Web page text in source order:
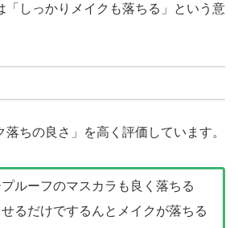
「しっかりメイクも落ちる」という意
ちの良さ」を高く評価しています。
ルーフのマスカラも良く落ちる
るだけでするんとメイクが落ちる